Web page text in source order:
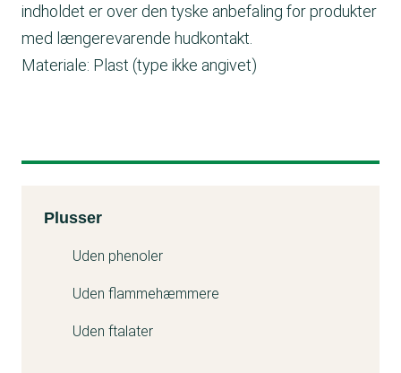
indholdet er over den tyske anbefaling for produkter
med længerevarende hudkontakt.
Materiale: Plast (type ikke angivet)
Kemitest
Plusser
Uden phenoler
Uden flammehæmmere
Uden ftalater